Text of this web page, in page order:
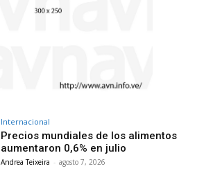
Internacional
Precios mundiales de los alimentos
aumentaron 0,6% en julio
Andrea Teixeira - agosto 7, 2026